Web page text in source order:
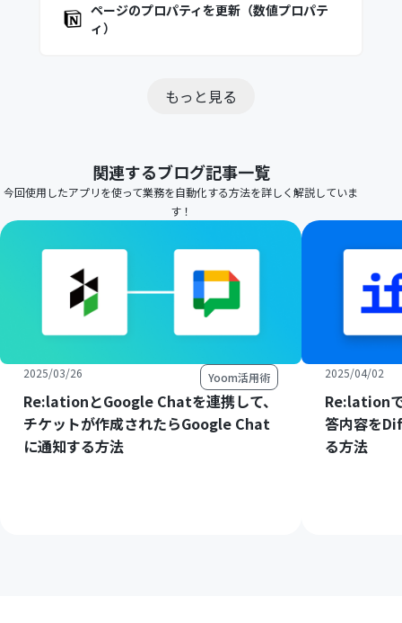
ページのプロパティを更新（数値プロパテ
ィ）
もっと見る
関連するブログ記事一覧
今回使用したアプリを使って業務を自動化する方法を詳しく解説していま
す！
2025/03/26 Yoom活用術
Re:lationとGoogle Chatを連携して、
チケットが作成されたらGoogle Chat
に通知する方法
2025/04/02
Re:lation
答内容を
る方法